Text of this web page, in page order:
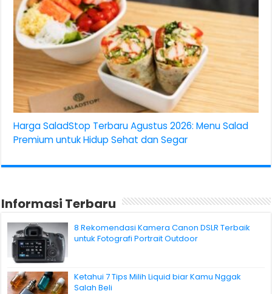
Harga SaladStop Terbaru Agustus 2026: Menu Salad
Premium untuk Hidup Sehat dan Segar
Informasi Terbaru
8 Rekomendasi Kamera Canon DSLR Terbaik
untuk Fotografi Portrait Outdoor
Ketahui 7 Tips Milih Liquid biar Kamu Nggak
Salah Beli